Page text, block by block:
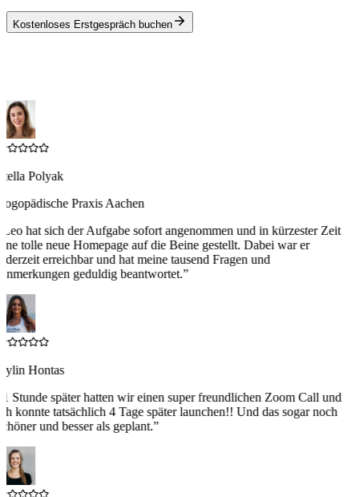
Kostenloses Erstgespräch buchen
Polyak
Praxis Aachen
Leo hat sich der Aufgabe sofort angenommen und in kürzester Zeit
tolle neue Homepage auf die Beine gestellt. Dabei war er
erreichbar und hat meine tausend Fragen und
geduldig beantwortet.”
Hontas
1 Stunde später hatten wir einen super freundlichen Zoom Call und
konnte tatsächlich 4 Tage später launchen!! Und das sogar noch
und besser als geplant.”